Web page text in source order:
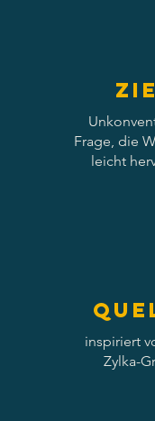
Frage, die
leicht
inspiriert
Zylka-